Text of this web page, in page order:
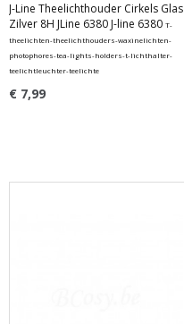
J-Line Theelichthouder Cirkels Glas
Zilver 8H JLine 6380 J-line 6380 T-
theelichten-theelichthouders-waxinelichten-
photophores-tea-lights-holders-t-lichthalter-
teelichtleuchter-teelichte
€ 7,99